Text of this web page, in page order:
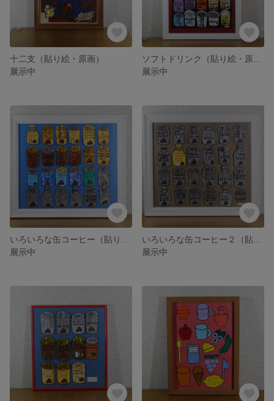
十二支（貼り絵・原画）
展示中
展示中
展示中
展示中